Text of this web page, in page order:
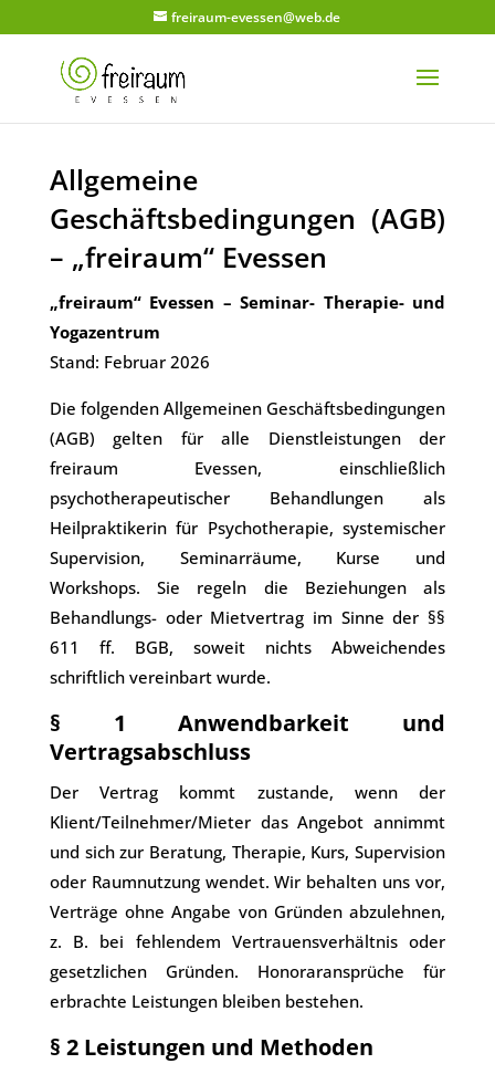
freiraum-evessen@web.de
Allgemeine
Geschäftsbedingungen (AGB)
– „freiraum“ Evessen
„freiraum“ Evessen – Seminar- Therapie- und
Yogazentrum
Stand: Februar 2026
Die folgenden Allgemeinen Geschäftsbedingungen
(AGB) gelten für alle Dienstleistungen der
freiraum Evessen, einschließlich
psychotherapeutischer Behandlungen als
Heilpraktikerin für Psychotherapie, systemischer
Supervision, Seminarräume, Kurse und
Workshops. Sie regeln die Beziehungen als
Behandlungs- oder Mietvertrag im Sinne der §§
611 ff. BGB, soweit nichts Abweichendes
schriftlich vereinbart wurde.
§ 1 Anwendbarkeit und
Vertragsabschluss
Der Vertrag kommt zustande, wenn der
Klient/Teilnehmer/Mieter das Angebot annimmt
und sich zur Beratung, Therapie, Kurs, Supervision
oder Raumnutzung wendet. Wir behalten uns vor,
Verträge ohne Angabe von Gründen abzulehnen,
z. B. bei fehlendem Vertrauensverhältnis oder
gesetzlichen Gründen. Honoraransprüche für
erbrachte Leistungen bleiben bestehen.
§ 2 Leistungen und Methoden